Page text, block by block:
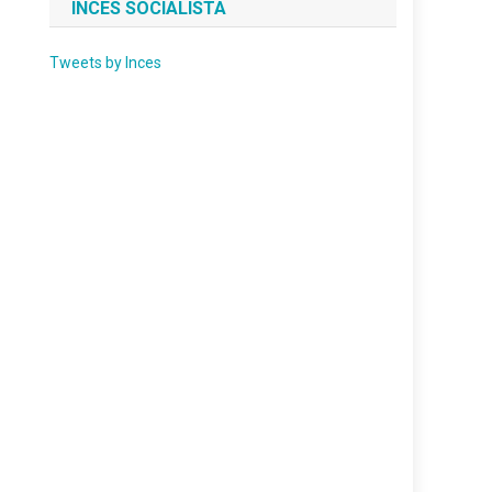
INCES SOCIALISTA
Tweets by Inces